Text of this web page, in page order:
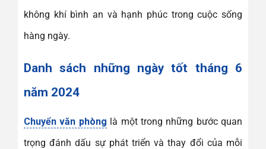
không khí bình an và hạnh phúc trong cuộc sống
hàng ngày.
Danh sách những ngày tốt tháng 6
năm 2024
Chuyển văn phòng là một trong những bước quan
trọng đánh dấu sự phát triển và thay đổi của mỗi